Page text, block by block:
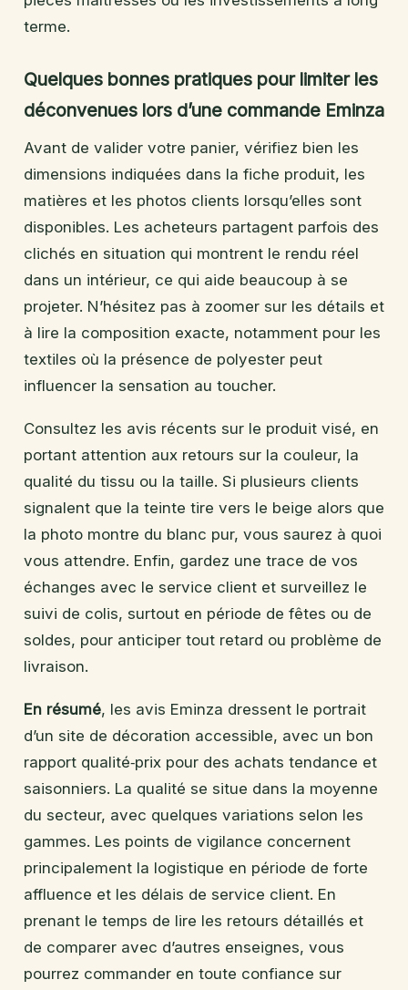
terme.
Quelques bonnes pratiques pour limiter les
déconvenues lors d’une commande Eminza
Avant de valider votre panier, vérifiez bien les
dimensions indiquées dans la fiche produit, les
matières et les photos clients lorsqu’elles sont
disponibles. Les acheteurs partagent parfois des
clichés en situation qui montrent le rendu réel
dans un intérieur, ce qui aide beaucoup à se
projeter. N’hésitez pas à zoomer sur les détails et
à lire la composition exacte, notamment pour les
textiles où la présence de polyester peut
influencer la sensation au toucher.
Consultez les avis récents sur le produit visé, en
portant attention aux retours sur la couleur, la
qualité du tissu ou la taille. Si plusieurs clients
signalent que la teinte tire vers le beige alors que
la photo montre du blanc pur, vous saurez à quoi
vous attendre. Enfin, gardez une trace de vos
échanges avec le service client et surveillez le
suivi de colis, surtout en période de fêtes ou de
soldes, pour anticiper tout retard ou problème de
livraison.
En résumé, les avis Eminza dressent le portrait
d’un site de décoration accessible, avec un bon
rapport qualité‑prix pour des achats tendance et
saisonniers. La qualité se situe dans la moyenne
du secteur, avec quelques variations selon les
gammes. Les points de vigilance concernent
principalement la logistique en période de forte
affluence et les délais de service client. En
prenant le temps de lire les retours détaillés et
de comparer avec d’autres enseignes, vous
pourrez commander en toute confiance sur